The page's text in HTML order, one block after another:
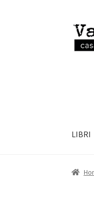
Vai
alla
Vai
al
LIBRI